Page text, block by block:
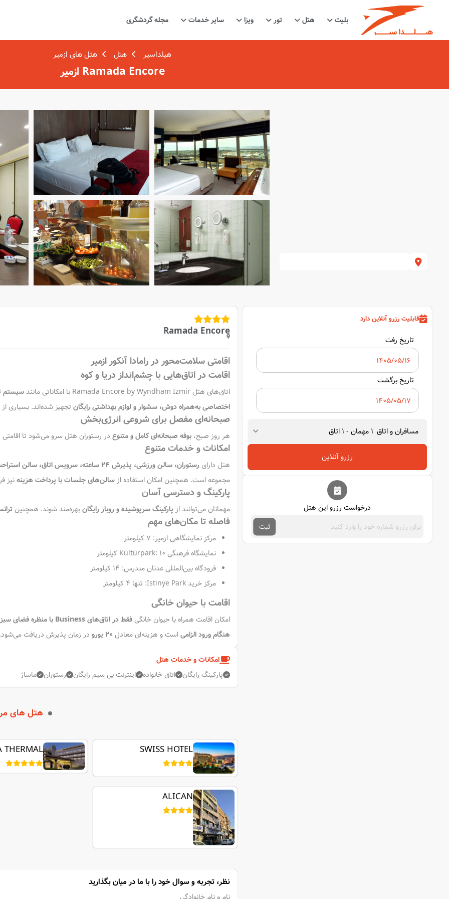
بلیت هتل تور ویزا سایر خدمات مجله گردشگری
هیلداسیر هتل هتل های ازمیر
Ramada Encore ازمیر
قابلیت رزرو آنلاین دارد
تاریخ رفت
تاریخ برگشت
مسافران و اتاق 1 مهمان -
1 اتاق
رزرو آنلاین
درخواست رزرو این هتل
ثبت
Ramada Encore
اقامتی سلامت‌محور در رامادا آنکور ازمیر
اقامت در اتاق‌هایی با چشم‌انداز دریا و کوه
اتاق‌های هتل Ramada Encore by Wyndham Izmir با امکاناتی مانند
سیستم
اختصاصی به‌همراه دوش، سشوار و لوازم بهداشتی رایگانتجهیز شده‌اند. بسیاری از
صبحانه‌ای مفصل برای شروعی انرژی‌بخش
هر روز صبح، بوفه صبحانه‌ای کامل و متنوعدر رستوران هتل سرو می‌شود تا اقامتی
امکانات و خدمات متنوع
هتل دارایرستوران، سالن ورزشی، پذیرش ۲۴ ساعته، سرویس اتاق، سالن استراحت مشترک، خدمات انبار چمدان
مجموعه است. همچنین امکان استفاده از سالن‌های جلسات با پرداخت هزینهنیز
پارکینگ و دسترسی آسان
مهمانان می‌توانند از پارکینگ سرپوشیده و روباز رایگانبهره‌مند شوند. همچنین
فاصله تا مکان‌های مهم
مرکز نمایشگاهی ازمیر: ۷ کیلومتر
نمایشگاه فرهنگی Kültürpark: ۱۰ کیلومتر
فرودگاه بین‌المللی عدنان مندرس: ۱۴ کیلومتر
مرکز خرید Istinye Park: تنها ۴ کیلومتر
اقامت با حیوان خانگی
امکان اقامت همراه با حیوان خانگیفقط در اتاق‌های Business با منظره فضای سبز (در طبقه اول)
هنگام ورود الزامیاست و هزینه‌ای معادل ۲۰ یورو در زمان پذیرش دریافت می‌شود.
امکانات و خدمات هتل
پارکینگ رایگان
اتاق خانواده اینترنت بی سیم رایگان رستوران ماساژ
هتل های
SWISS HOTEL
THERMAL
ALICAN
نظر، تجربه و سوال خود را با ما در میان بگذارید